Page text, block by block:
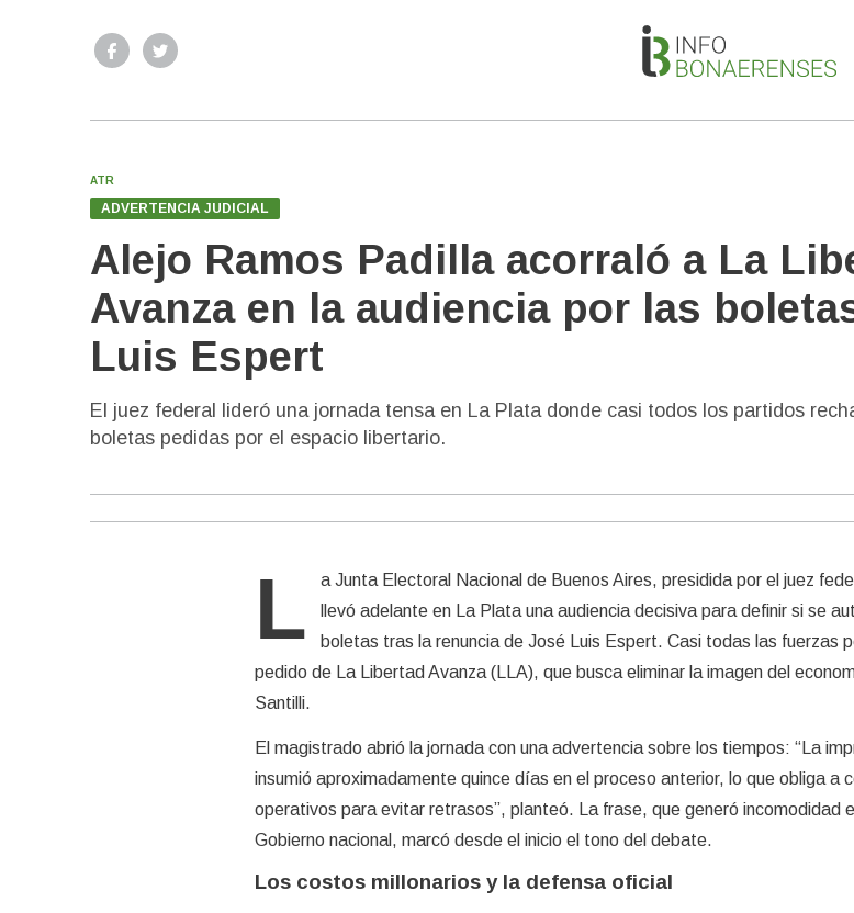
ATR
ADVERTENCIA JUDICIAL
Alejo Ramos Padilla acorraló a La
Avanza en la audiencia por las
Luis Espert
El juez federal lideró una jornada tensa en La Plata donde casi todos los partidos
boletas pedidas por el espacio libertario.
L
a Junta Electoral Nacional de Buenos Aires, presidida por el juez
llevó adelante en La Plata una audiencia decisiva para definir si se
boletas tras la renuncia de José Luis Espert. Casi todas las fuerzas
pedido de La Libertad Avanza (LLA), que busca eliminar la imagen del
Santilli.
El magistrado abrió la jornada con una advertencia sobre los tiempos: “La
insumió aproximadamente quince días en el proceso anterior, lo que obliga a
operativos para evitar retrasos”, planteó. La frase, que generó incomodidad
Gobierno nacional, marcó desde el inicio el tono del debate.
Los costos millonarios y la defensa oficial